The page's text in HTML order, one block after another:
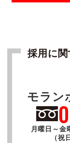
採用に
モラン
月曜日～
（